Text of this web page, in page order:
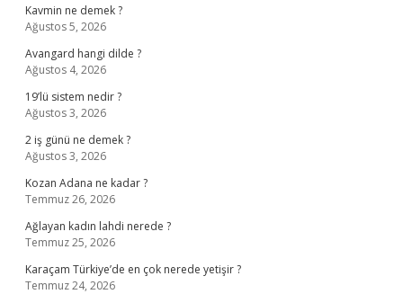
Kavmin ne demek ?
Ağustos 5, 2026
Avangard hangi dilde ?
Ağustos 4, 2026
19’lü sistem nedir ?
Ağustos 3, 2026
2 iş günü ne demek ?
Ağustos 3, 2026
Kozan Adana ne kadar ?
Temmuz 26, 2026
Ağlayan kadın lahdi nerede ?
Temmuz 25, 2026
Karaçam Türkiye’de en çok nerede yetişir ?
Temmuz 24, 2026